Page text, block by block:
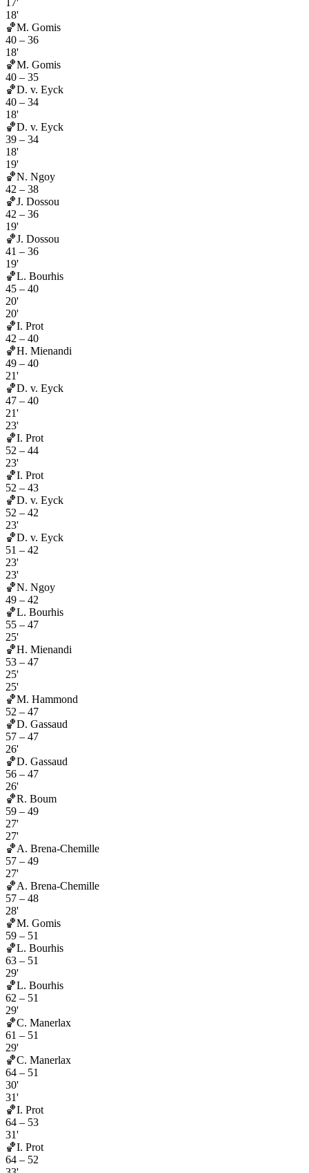
18'
🏀M. Gomis
40 – 36
18'
🏀M. Gomis
40 – 35
🏀D. v. Eyck
40 – 34
18'
🏀D. v. Eyck
39 – 34
18'
19'
🏀N. Ngoy
42 – 38
🏀J. Dossou
42 – 36
19'
🏀J. Dossou
41 – 36
19'
🏀L. Bourhis
45 – 40
20'
20'
🏀I. Prot
42 – 40
🏀H. Mienandi
49 – 40
21'
🏀D. v. Eyck
47 – 40
21'
23'
🏀I. Prot
52 – 44
23'
🏀I. Prot
52 – 43
🏀D. v. Eyck
52 – 42
23'
🏀D. v. Eyck
51 – 42
23'
23'
🏀N. Ngoy
49 – 42
🏀L. Bourhis
55 – 47
25'
🏀H. Mienandi
53 – 47
25'
25'
🏀M. Hammond
52 – 47
🏀D. Gassaud
57 – 47
26'
🏀D. Gassaud
56 – 47
26'
🏀R. Boum
59 – 49
27'
27'
🏀A. Brena-Chemille
57 – 49
27'
🏀A. Brena-Chemille
57 – 48
28'
🏀M. Gomis
59 – 51
🏀L. Bourhis
63 – 51
29'
🏀L. Bourhis
62 – 51
29'
🏀C. Manerlax
61 – 51
29'
🏀C. Manerlax
64 – 51
30'
31'
🏀I. Prot
64 – 53
31'
🏀I. Prot
64 – 52